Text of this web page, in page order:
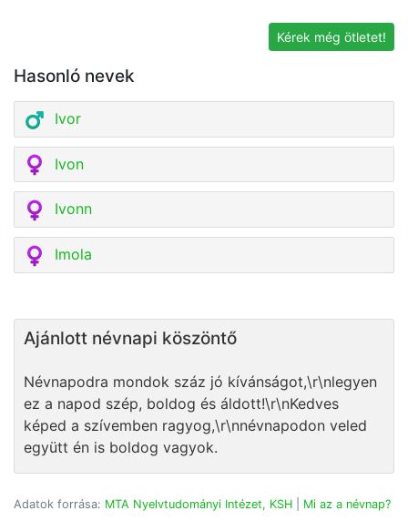
Kérek még ötletet!
Hasonló nevek
Ivor
Ivon
Ivonn
Imola
Ajánlott névnapi köszöntő
Névnapodra mondok száz jó kívánságot,\r\nlegyen
ez a napod szép, boldog és áldott!\r\nKedves
képed a szívemben ragyog,\r\nnévnapodon veled
együtt én is boldog vagyok.
Adatok forrása: MTA Nyelvtudományi Intézet, KSH Mi az a névnap?